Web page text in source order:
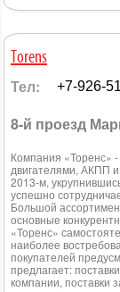
Torens
Тел: +7-926-
8-й проезд
Компания «Торенс»
двигателями, АКПП
2013-м,
успешно
Большой
основные
«Торенс»
наиболее
покупателей
предлагает:
компании, поставки